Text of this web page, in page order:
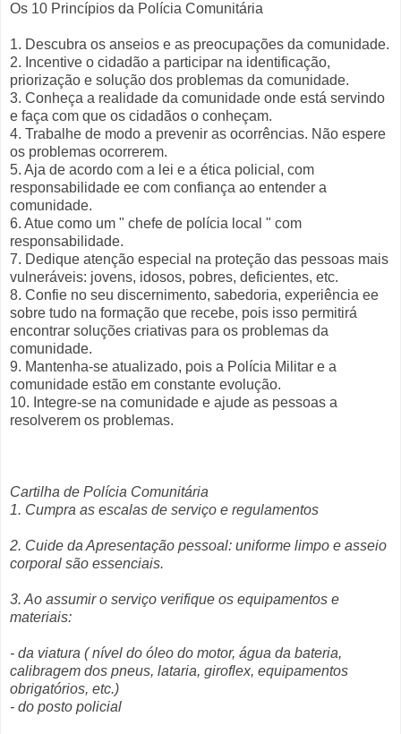
Os 10 Princípios da Polícia Comunitária
1. Descubra os anseios e as preocupações da comunidade.
2. Incentive o cidadão a participar na identificação,
priorização e solução dos problemas da comunidade.
3. Conheça a realidade da comunidade onde está servindo
e faça com que os cidadãos o conheçam.
4. Trabalhe de modo a prevenir as ocorrências. Não espere
os problemas ocorrerem.
5. Aja de acordo com a lei e a ética policial, com
responsabilidade ee com confiança ao entender a
comunidade.
6. Atue como um " chefe de polícia local " com
responsabilidade.
7. Dedique atenção especial na proteção das pessoas mais
vulneráveis: jovens, idosos, pobres, deficientes, etc.
8. Confie no seu discernimento, sabedoria, experiência ee
sobre tudo na formação que recebe, pois isso permitirá
encontrar soluções criativas para os problemas da
comunidade.
9. Mantenha-se atualizado, pois a Polícia Militar e a
comunidade estão em constante evolução.
10. Integre-se na comunidade e ajude as pessoas a
resolverem os problemas.
Cartilha de Polícia Comunitária
1. Cumpra as escalas de serviço e regulamentos
2. Cuide da Apresentação pessoal: uniforme limpo e asseio
corporal são essenciais.
3. Ao assumir o serviço verifique os equipamentos e
materiais:
- da viatura ( nível do óleo do motor, água da bateria,
calibragem dos pneus, lataria, giroflex, equipamentos
obrigatórios, etc.)
- do posto policial